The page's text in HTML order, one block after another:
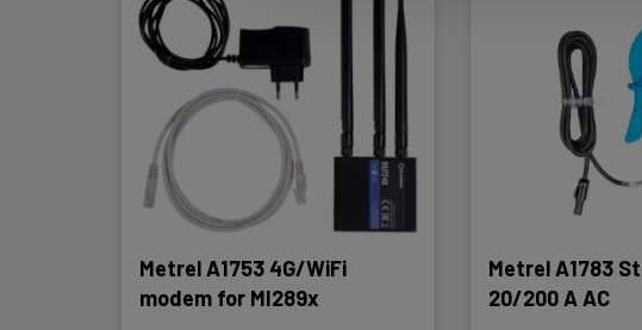
Metrel A1753 4G/WiFi
modem for MI289x
Metrel A1783
20/200 A AC